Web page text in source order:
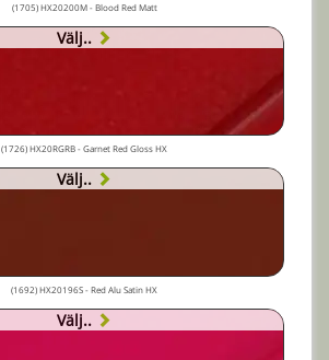
(1705) HX20200M - Blood Red Matt
Välj..
(1726) HX20RGRB - Garnet Red Gloss HX
Välj..
(1692) HX20196S - Red Alu Satin HX
Välj..